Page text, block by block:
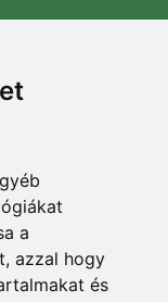
a
azzal hogy
és
80 EUR
vagy
Bővebben